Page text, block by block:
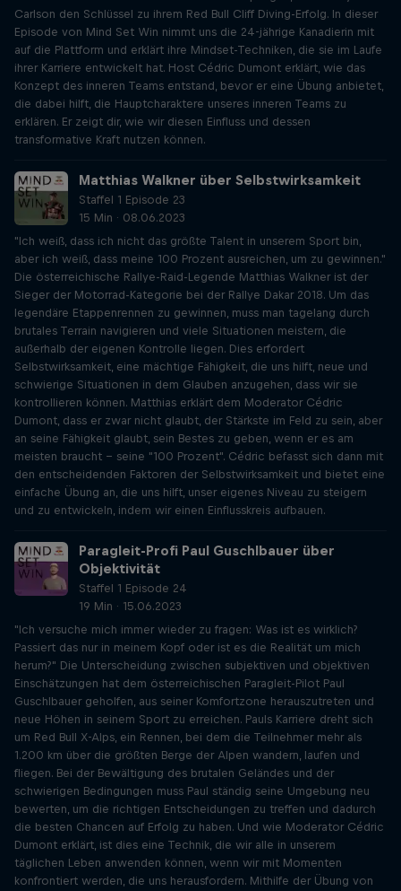
Carlson den Schlüssel zu ihrem Red Bull Cliff Diving-Erfolg. In dieser
Episode von Mind Set Win nimmt uns die 24-jährige Kanadierin mit
auf die Plattform und erklärt ihre Mindset-Techniken, die sie im Laufe
ihrer Karriere entwickelt hat. Host Cédric Dumont erklärt, wie das
Konzept des inneren Teams entstand, bevor er eine Übung anbietet,
die dabei hilft, die Hauptcharaktere unseres inneren Teams zu
erklären. Er zeigt dir, wie wir diesen Einfluss und dessen
transformative Kraft nutzen können.
Matthias Walkner über Selbstwirksamkeit
Staffel 1 Episode 23
15 Min · 08.06.2023
"Ich weiß, dass ich nicht das größte Talent in unserem Sport bin,
aber ich weiß, dass meine 100 Prozent ausreichen, um zu gewinnen."
Die österreichische Rallye-Raid-Legende Matthias Walkner ist der
Sieger der Motorrad-Kategorie bei der Rallye Dakar 2018. Um das
legendäre Etappenrennen zu gewinnen, muss man tagelang durch
brutales Terrain navigieren und viele Situationen meistern, die
außerhalb der eigenen Kontrolle liegen. Dies erfordert
Selbstwirksamkeit, eine mächtige Fähigkeit, die uns hilft, neue und
schwierige Situationen in dem Glauben anzugehen, dass wir sie
kontrollieren können. Matthias erklärt dem Moderator Cédric
Dumont, dass er zwar nicht glaubt, der Stärkste im Feld zu sein, aber
an seine Fähigkeit glaubt, sein Bestes zu geben, wenn er es am
meisten braucht - seine "100 Prozent". Cédric befasst sich dann mit
den entscheidenden Faktoren der Selbstwirksamkeit und bietet eine
einfache Übung an, die uns hilft, unser eigenes Niveau zu steigern
und zu entwickeln, indem wir einen Einflusskreis aufbauen.
Paragleit-Profi Paul Guschlbauer über
Objektivität
Staffel 1 Episode 24
19 Min · 15.06.2023
"Ich versuche mich immer wieder zu fragen: Was ist es wirklich?
Passiert das nur in meinem Kopf oder ist es die Realität um mich
herum?" Die Unterscheidung zwischen subjektiven und objektiven
Einschätzungen hat dem österreichischen Paragleit-Pilot Paul
Guschlbauer geholfen, aus seiner Komfortzone herauszutreten und
neue Höhen in seinem Sport zu erreichen. Pauls Karriere dreht sich
um Red Bull X-Alps, ein Rennen, bei dem die Teilnehmer mehr als
1.200 km über die größten Berge der Alpen wandern, laufen und
fliegen. Bei der Bewältigung des brutalen Geländes und der
schwierigen Bedingungen muss Paul ständig seine Umgebung neu
bewerten, um die richtigen Entscheidungen zu treffen und dadurch
die besten Chancen auf Erfolg zu haben. Und wie Moderator Cédric
Dumont erklärt, ist dies eine Technik, die wir alle in unserem
täglichen Leben anwenden können, wenn wir mit Momenten
konfrontiert werden, die uns herausfordern. Mithilfe der Übung von